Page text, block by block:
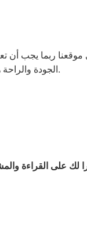
ربما يجب أن
الجودة والراحة هي ما نريد تحقيقه.
لك على القراءة